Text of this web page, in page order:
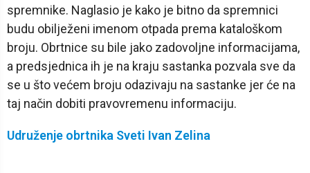
spremnike. Naglasio je kako je bitno da spremnici
budu obilježeni imenom otpada prema kataloškom
broju. Obrtnice su bile jako zadovoljne informacijama,
a predsjednica ih je na kraju sastanka pozvala sve da
se u što većem broju odazivaju na sastanke jer će na
taj način dobiti pravovremenu informaciju.
Udruženje obrtnika Sveti Ivan Zelina